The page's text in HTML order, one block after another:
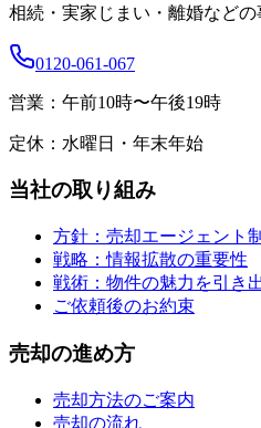
相続・実家じまい・離婚などの
0120-061-067
営業： 午前10時〜午後19時
定休： 水曜日・年末年始
当社の取り組み
方針：売却エージェント
戦略：情報拡散の重要性
戦術：物件の魅力を引き
ご依頼後のお約束
売却の進め方
売却方法のご案内
売却の流れ